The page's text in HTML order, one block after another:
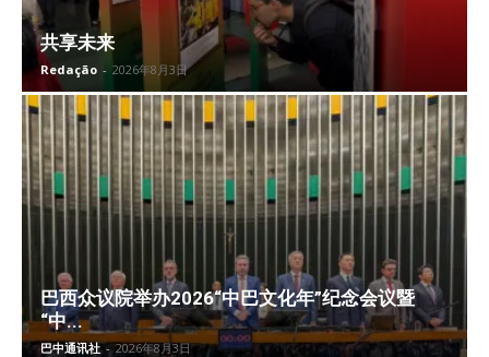
共享未来
Redação - 2026年8月3日
巴西众议院举办2026“中巴文化年”纪念会议暨
“中...
巴中通讯社 - 2026年8月3日